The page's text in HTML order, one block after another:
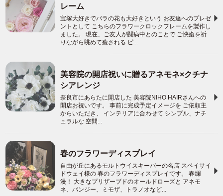
レーム
宝塚大好きでバラの花も大好きという お友達へのプレゼ
ントとして こちらのフラワークロックフレームを製作し
ました。 現在、ご友人が闘病中とのことで ご快癒を祈
りながら眺めて癒される ピ...
美容院の開店祝いに贈るアネモネ×クチナ
シアレンジ
奈良市にあらたに開店した 美容院NIHO HAIRさんへの
開店お祝いです。 事前に完成予定イメージを ご依頼主
からいただき、 インテリアに合わせて シンプル、ナチ
ュラルな 空間...
春のフラワーディスプレイ
自由が丘にあるモルトウイスキーバーの名店 スペイサイ
ドウェイ様の 春のフラワーディスプレイです。 春爛
漫！ 大きなプリザーブドのオールドローズと アネモ
ネ、パンジー、ミモザ、トラノオなど...